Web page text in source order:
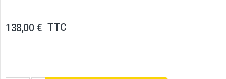
138,00 € TTC